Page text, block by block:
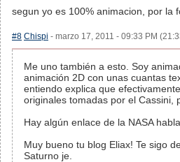
segun yo es 100% animacion, por la
#8 Chispi - marzo 17, 2011 - 09:33 PM
Me uno también a esto. Soy
animación 2D con unas cuantas
entiendo explica que
originales tomadas por el Cassini,
Hay algún enlace de la NASA
Muy bueno tu blog Eliax! Te sigo
Saturno je.